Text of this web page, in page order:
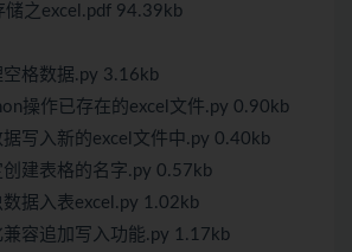
之excel.pdf 94.39kb
格数据.py 3.16kb
操作已存在的excel文件.py 0.90kb
写入新的excel文件中.py 0.40kb
建表格的名字.py 0.57kb
据入表excel.py 1.02kb
容追加写入功能.py 1.17kb